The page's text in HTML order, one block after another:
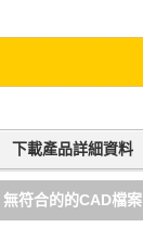
下載產品詳細資料
無符合的的CAD檔案